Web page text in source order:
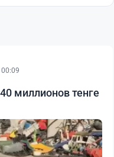
00:09
миллионов тенге